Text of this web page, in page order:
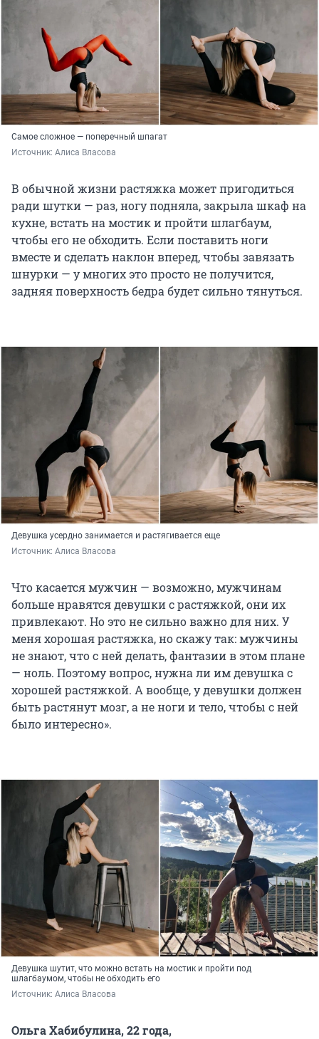
Самое сложное — поперечный шпагат
Источник: Алиса Власова
В обычной жизни растяжка может пригодиться
ради шутки — раз, ногу подняла, закрыла шкаф на
кухне, встать на мостик и пройти шлагбаум,
чтобы его не обходить. Если поставить ноги
вместе и сделать наклон вперед, чтобы завязать
шнурки — у многих это просто не получится,
задняя поверхность бедра будет сильно тянуться.
Девушка усердно занимается и растягивается еще
Источник: Алиса Власова
Что касается мужчин — возможно, мужчинам
больше нравятся девушки с растяжкой, они их
привлекают. Но это не сильно важно для них. У
меня хорошая растяжка, но скажу так: мужчины
не знают, что с ней делать, фантазии в этом плане
— ноль. Поэтому вопрос, нужна ли им девушка с
хорошей растяжкой. А вообще, у девушки должен
быть растянут мозг, а не ноги и тело, чтобы с ней
было интересно».
Девушка шутит, что можно встать на мостик и пройти под
шлагбаумом, чтобы не обходить его
Источник: Алиса Власова
Ольга Хабибулина, 22 года,